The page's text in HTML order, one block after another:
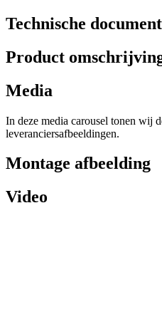
Technische
Product
Media
In deze media carousel tonen wij
leveranciersafbeeldingen.
Montage afbeelding
Video